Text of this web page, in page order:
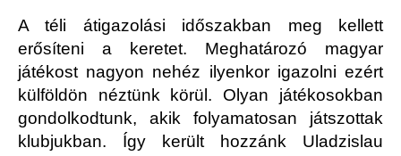
A téli átigazolási időszakban meg kellett
erősíteni a keretet. Meghatározó magyar
játékost nagyon nehéz ilyenkor igazolni ezért
külföldön néztünk körül. Olyan játékosokban
gondolkodtunk, akik folyamatosan játszottak
klubjukban. Így került hozzánk Uladzislau